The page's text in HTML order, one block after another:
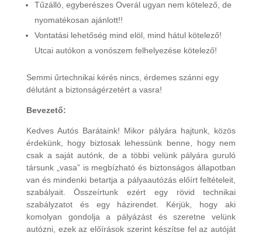
Tűzálló, egyberészes Overál ugyan nem kötelező, de
nyomatékosan ajánlott!!
Vontatási lehetőség mind elöl, mind hátul kötelező!
Utcai autókon a vonószem felhelyezése kötelező!
Semmi űrtechnikai kérés nincs, érdemes szánni egy
délutánt a biztonságérzetért a vasra!
Bevezető:
Kedves Autós Barátaink! Mikor pályára hajtunk, közös
érdekünk, hogy biztosak lehessünk benne, hogy nem
csak a saját autónk, de a többi velünk pályára guruló
társunk „vasa” is megbízható és biztonságos állapotban
van és mindenki betartja a pályaautózás előírt feltételeit,
szabályait. Összeírtunk ezért egy rövid technikai
szabályzatot és egy házirendet. Kérjük, hogy aki
komolyan gondolja a pályázást és szeretne velünk
autózni, ezek az előírások szerint készítse fel az autóját